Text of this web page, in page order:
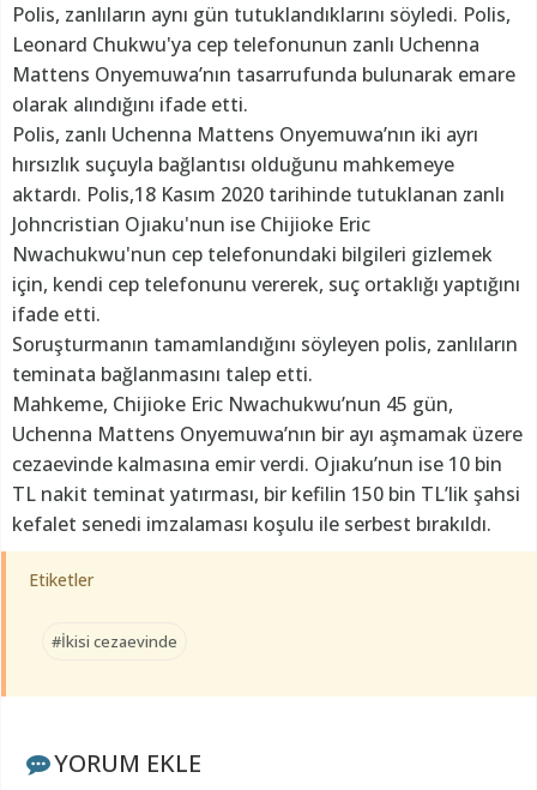
Polis, zanlıların aynı gün tutuklandıklarını söyledi. Polis,
Leonard Chukwu'ya cep telefonunun zanlı Uchenna
Mattens Onyemuwa’nın tasarrufunda bulunarak emare
olarak alındığını ifade etti.
Polis, zanlı Uchenna Mattens Onyemuwa’nın iki ayrı
hırsızlık suçuyla bağlantısı olduğunu mahkemeye
aktardı. Polis,18 Kasım 2020 tarihinde tutuklanan zanlı
Johncristian Ojıaku'nun ise Chijioke Eric
Nwachukwu'nun cep telefonundaki bilgileri gizlemek
için, kendi cep telefonunu vererek, suç ortaklığı yaptığını
ifade etti.
Soruşturmanın tamamlandığını söyleyen polis, zanlıların
teminata bağlanmasını talep etti.
Mahkeme, Chijioke Eric Nwachukwu’nun 45 gün,
Uchenna Mattens Onyemuwa’nın bir ayı aşmamak üzere
cezaevinde kalmasına emir verdi. Ojıaku’nun ise 10 bin
TL nakit teminat yatırması, bir kefilin 150 bin TL’lik şahsi
kefalet senedi imzalaması koşulu ile serbest bırakıldı.
Etiketler
#İkisi cezaevinde
YORUM EKLE